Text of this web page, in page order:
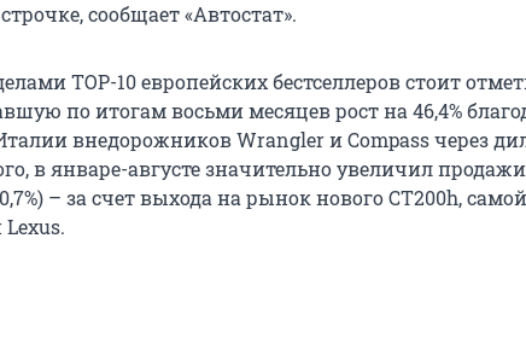
сообщает «Автостат».
ТОР-10 европейских бестселлеров стоит
по итогам восьми месяцев рост на 46,4%
внедорожников Wrangler и Compass через
в январе-августе значительно увеличил
– за счет выхода на рынок нового СТ200h, самой